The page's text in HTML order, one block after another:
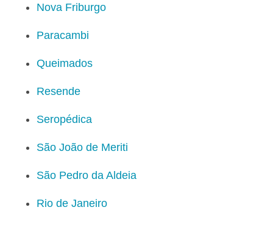
Nova Friburgo
Paracambi
Queimados
Resende
Seropédica
São João de Meriti
São Pedro da Aldeia
Rio de Janeiro